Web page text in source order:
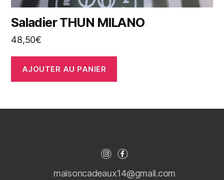
Saladier THUN MILANO
48,50€
AJOUTER AU PANIER
maisoncadeaux14@gmail.com